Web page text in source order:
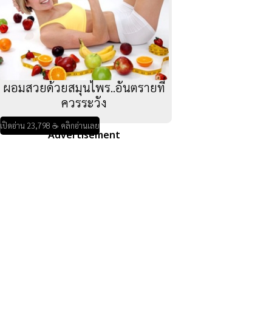
ผอมสวยด้วยสมุนไพร..อันตรายที่
ควรระวัง
เปิดอ่าน 23,798 ☕ คลิกอ่านเลย
Advertisement